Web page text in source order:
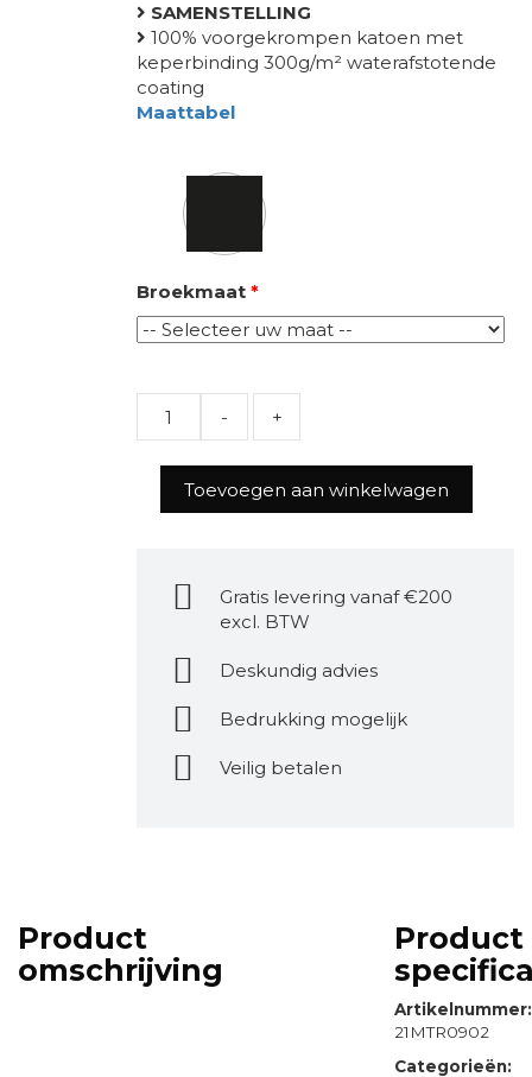
SAMENSTELLING
100% voorgekrompen katoen met
keperbinding 300g/m² waterafstotende
coating
Maattabel
Broekmaat *
Toevoegen aan winkelwagen
Gratis levering vanaf €200
excl. BTW
Deskundig advies
Bedrukking mogelijk
Veilig betalen
Product
omschrijving
Product
Artikelnummer:
21MTR0902
Categorieën: